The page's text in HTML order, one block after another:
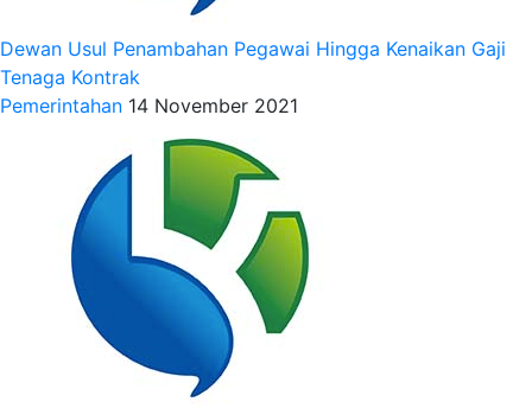
Dewan Usul Penambahan Pegawai Hingga Kenaikan Gaji
Tenaga Kontrak
Pemerintahan 14 November 2021